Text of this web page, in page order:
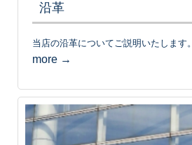
沿革
当店の沿革についてご説明いたします。
more →